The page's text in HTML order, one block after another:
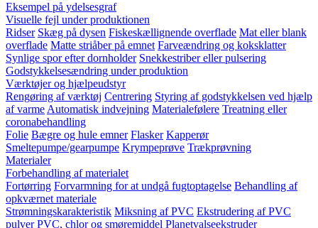
Eksempel på ydelsesgraf
Visuelle fejl under produktionen
Ridser Skæg på dysen Fiskeskællignende overflade Mat eller blank
overflade Matte striåber på emnet Farveændring og koksklatter
Synlige spor efter dornholder Snekkestriber eller pulsering
Godstykkelsesændring under produktion
Værktøjer og hjælpeudstyr
Rengøring af værktøj Centrering Styring af godstykkelsen ved hjælp
af varme Automatisk indvejning Materialefølere Treatning eller
coronabehandling
Folie Bægre og hule emner Flasker Kapperør
Smeltepumpe/gearpumpe Krympeprøve Trækprøvning
Materialer
Forbehandling af materialet
Fortørring Forvarmning for at undgå fugtoptagelse Behandling af
opkværnet materiale
Strømningskarakteristik Miksning af PVC Ekstrudering af PVC
pulver PVC, chlor og smøremiddel Planetvalseekstruder